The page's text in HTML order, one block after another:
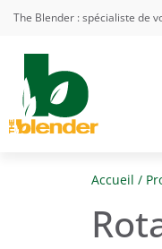
The Blender : spécialiste de
Accueil /